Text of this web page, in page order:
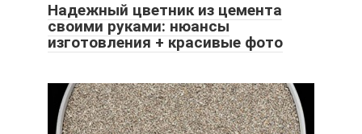
Надежный цветник из цемента
своими руками: нюансы
изготовления + красивые фото